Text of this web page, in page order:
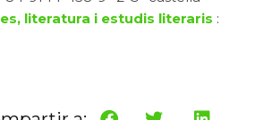
literatura i estudis literaris :